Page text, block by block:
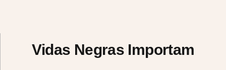
Vidas Negras Importam